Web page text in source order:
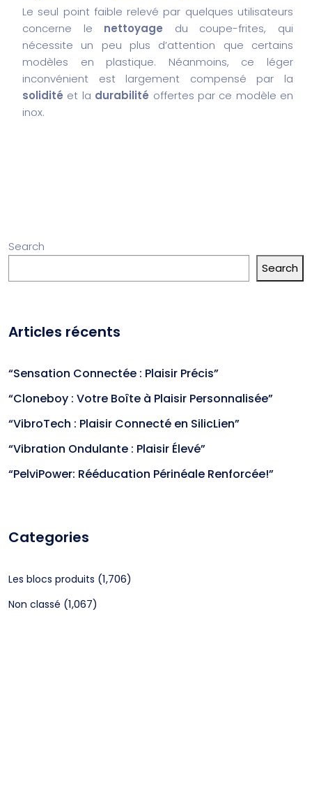
Le seul point faible relevé par quelques utilisateurs
concerne le nettoyage du coupe-frites, qui
nécessite un peu plus d’attention que certains
modèles en plastique. Néanmoins, ce léger
inconvénient est largement compensé par la
solidité et la durabilité offertes par ce modèle en
inox.
Search
Search
Articles récents
“Sensation Connectée : Plaisir Précis”
“Cloneboy : Votre Boîte à Plaisir Personnalisée”
“VibroTech : Plaisir Connecté en SilicLien”
“Vibration Ondulante : Plaisir Élevé”
“PelviPower: Rééducation Périnéale Renforcée!”
Categories
Les blocs produits (1,706)
Non classé (1,067)